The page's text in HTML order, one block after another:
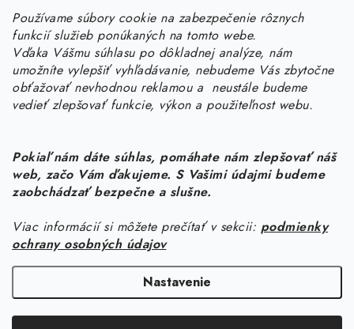
Používame súbory cookie na zabezpečenie rôznych
funkcií služieb ponúkaných na tomto webe.
Vďaka Vášmu súhlasu po dôkladnej analýze, nám
umožníte vylepšiť vyhľadávanie, nebudeme Vás zbytočne
obťažovať nevhodnou reklamou a neustále budeme
vedieť zlepšovať funkcie, výkon a použiteľnost webu.
Pokiaľ nám dáte súhlas, pomáhate nám zlepšovať náš
web, začo Vám ďakujeme. S Vašimi údajmi budeme
zaobchádzať bezpečne a slušne.
Viac informácií si môžete prečítať v sekcii: podmienky
ochrany osobných údajov
Nastavenie
objednavky@kurin.sk
0950456469
Informácie pre vás
Náš príbeh od začiatku
Kontakt
Facebook
Copyright 2026KURIN.SK. Všetky práva vyhradené.Upraviť nastavenie